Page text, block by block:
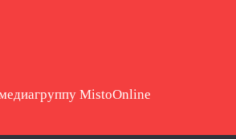
MistoOnline